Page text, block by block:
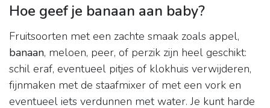
Hoe geef je banaan aan baby?
Fruitsoorten met een zachte smaak zoals appel,
banaan, meloen, peer, of perzik zijn heel geschikt:
schil eraf, eventueel pitjes of klokhuis verwijderen,
fijnmaken met de staafmixer of met een vork en
eventueel iets verdunnen met water. Je kunt harde